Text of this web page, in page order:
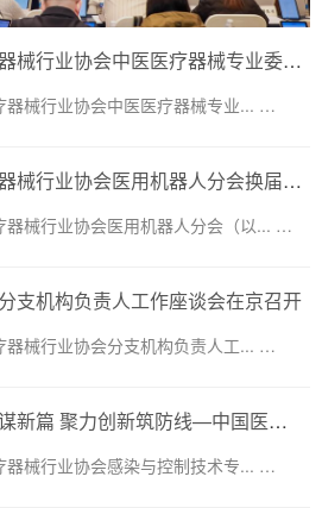
【分支机构】中国医疗器械行业协会中医医疗器械专业委员会换届会议暨第二届一次委员大会圆满召开
器械行业协会中医医疗器械专业... …
【分支机构】中国医疗器械行业协会医用机器人分会换届会议暨医用机器人创新大会顺利召开
器械行业协会医用机器人分会（以... …
支机构负责人工作座谈会在京召开
器械行业协会分支机构负责人工... …
【分支机构】承前启后谋新篇 聚力创新筑防线—中国医疗器械行业协会感染与控制技术专业委员会换届会暨第六届第一次会员代表大会圆满召开
器械行业协会感染与控制技术专... …